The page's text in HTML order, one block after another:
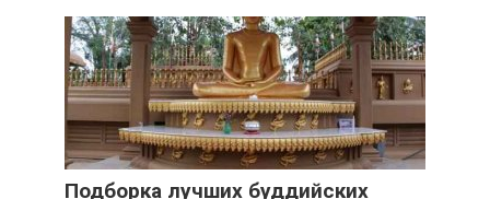
Подборка лучших буддийских